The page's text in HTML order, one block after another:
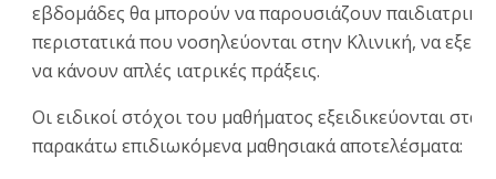
εβδομάδες θα μπορούν να παρουσιάζουν παιδιατρικά
περιστατικά που νοσηλεύονται στην Κλινική, να
να κάνουν απλές ιατρικές πράξεις.
Οι ειδικοί στόχοι του μαθήματος εξειδικεύονται στα
παρακάτω επιδιωκόμενα μαθησιακά αποτελέσματα: